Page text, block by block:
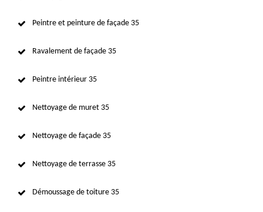
Peintre et peinture de façade 35
Ravalement de façade 35
Peintre intérieur 35
Nettoyage de muret 35
Nettoyage de façade 35
Nettoyage de terrasse 35
Démoussage de toiture 35